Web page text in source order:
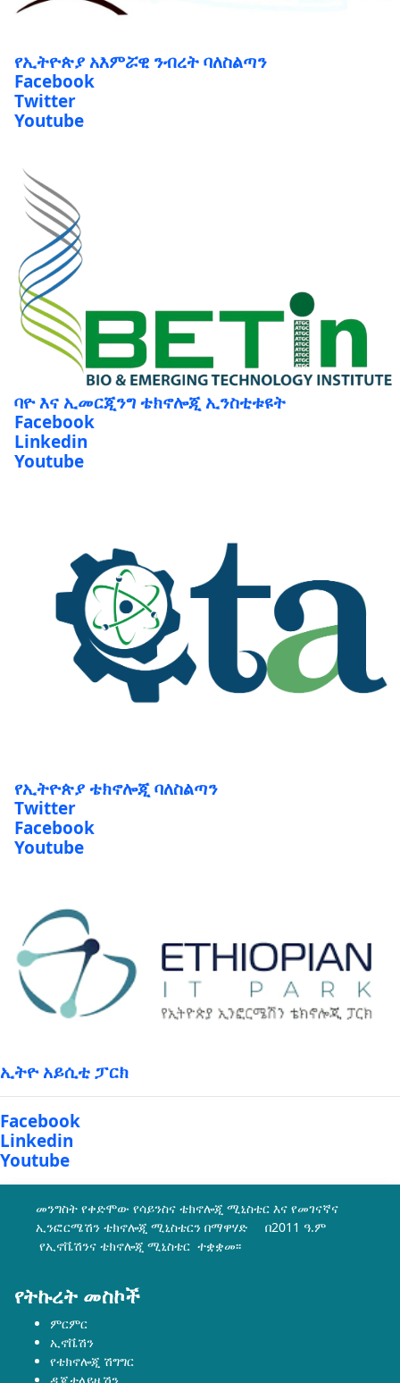
የኢትዮጵያ አእምሯዊ ንብረት ባለስልጣን
Facebook
Twitter
Youtube
ባዮ እና ኢመርጂንግ ቴክኖሎጂ ኢንስቲቱዩት
Facebook
Linkedin
Youtube
የኢትዮጵያ ቴክኖሎጂ ባለስልጣን
Twitter
Facebook
Youtube
ኢትዮ አይሲቲ ፓርክ
Facebook
Linkedin
Youtube
መንግስት የቀድሞው የሳይንስና ቴክኖሎጂ ሚኒስቴር እና የመገናኛና
ኢንፎርሜሽን ቴክኖሎጂ ሚኒስቴርን በማዋሃድ በ2011 ዓ.ም
የኢኖቬሽንና ቴክኖሎጂ ሚኒስቴር ተቋቋመ፡፡
የትኩረት መስኮች
ምርምር
ኢኖቬሽን
የቴክኖሎጂ ሽግግር